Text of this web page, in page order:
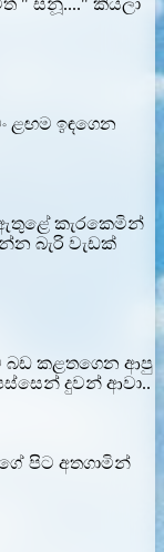
" සනූ...." කියලා
ළඟම ඉඳගෙන
කැරකෙමින්
බැරි වැඩක්
බඩ කළතගෙන ආපු
දුවන් ආවා..
පිට අතගාමින්